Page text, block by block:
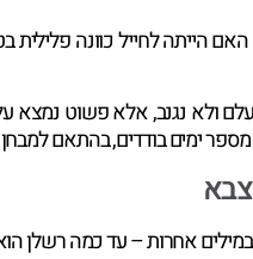
לחייל כוונה פלילית
ולא נגנב, אלא פשוט נמצא
ימים בודדים, בהתאם
אחרות – עד כמה רשלן